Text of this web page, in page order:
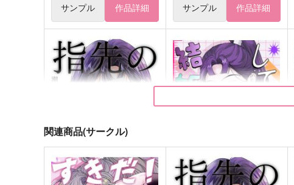
サンプル 作品詳細 サンプル 作品詳細
関連商品(サークル)